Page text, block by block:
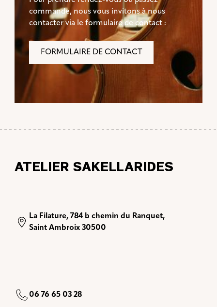
commande, nous vous invitons à nous
contacter via le formulaire de contact :
FORMULAIRE DE CONTACT
ATELIER SAKELLARIDES
La Filature, 784 b chemin du Ranquet,
Saint Ambroix 30500
06 76 65 03 28